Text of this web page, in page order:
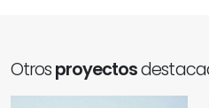
Otrosproyectos